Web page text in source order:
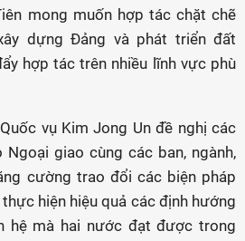
mong muốn hợp tác chặt chẽ
dựng Đảng và phát triển đất
hợp tác trên nhiều lĩnh vực phù
vụ Kim Jong Un đề nghị các
giao cùng các ban, ngành,
cường trao đổi các biện pháp
hiện hiệu quả các định hướng
hệ mà hai nước đạt được trong